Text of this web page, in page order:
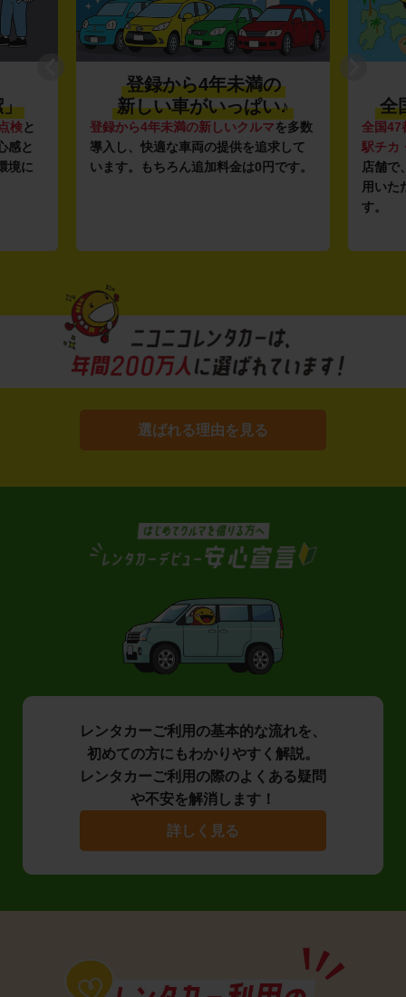
」
検と
感と
境に
登録から4年未満の
新しい車がいっぱい♪
登録から4年未満の新しいクルマを多数
導入し、快適な車両の提供を追求して
います。もちろん追加料金は0円です。
全
全国47
駅チカ
店舗で
用いた
す。
選ばれる理由を見る
レンタカーご利用の基本的な流れを、
初めての方にもわかりやすく解説。
レンタカーご利用の際のよくある疑問
や不安を解消します！
詳しく見る